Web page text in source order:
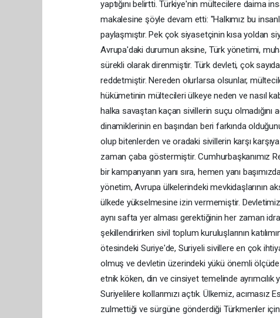
yaptığını belirtti. Türkiye'nin mültecilere daima
makalesine şöyle devam etti: "Halkımız bu
paylaşmıştır. Pek çok siyasetçinin kısa yoldan
Avrupa'daki durumun aksine, Türk yönetimi,
sürekli olarak direnmiştir. Türk devleti, çok
reddetmiştir. Nereden olurlarsa olsunlar,
hükümetinin mültecileri ülkeye neden ve nasıl
halka savaştan kaçan sivillerin suçu olmadığını
dinamiklerinin en başından beri farkında
olup bitenlerden ve oradaki sivillerin karşı
zaman çaba göstermiştir. Cumhurbaşkanımız
bir kampanyanın yanı sıra, hemen yanı
yönetim, Avrupa ülkelerindeki mevkidaşlarının
ülkede yükselmesine izin vermemiştir.
aynı safta yer alması gerektiğinin her zaman
şekillendirirken sivil toplum kuruluşlarının
ötesindeki Suriye'de, Suriyeli sivillere en çok
olmuş ve devletin üzerindeki yükü önemli
etnik köken, din ve cinsiyet temelinde ayrımcılık
Suriyelilere kollarımızı açtık. Ülkemiz,
zulmettiği ve sürgüne gönderdiği Türkmenler için